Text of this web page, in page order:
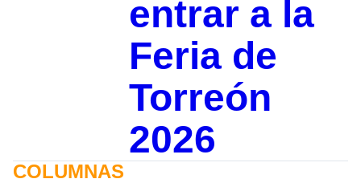
entrar a la
Feria de
Torreón
2026
COLUMNAS